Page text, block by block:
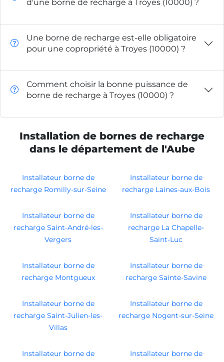
d'une borne de recharge à Troyes (10000) ?
Une borne de recharge est-elle obligatoire
pour une copropriété à Troyes (10000) ?
Comment choisir la bonne puissance de
borne de recharge à Troyes (10000) ?
Installation de bornes de recharge
dans le département de l'Aube
Installateur borne de
recharge Romilly-sur-Seine
Installateur borne de
recharge Laines-aux-Bois
Installateur borne de
recharge Saint-André-les-
Vergers
Installateur borne de
recharge La Chapelle-
Saint-Luc
Installateur borne de
recharge Montgueux
Installateur borne de
recharge Sainte-Savine
Installateur borne de
recharge Saint-Julien-les-
Villas
Installateur borne de
recharge Nogent-sur-Seine
Installateur borne de
Installateur borne de